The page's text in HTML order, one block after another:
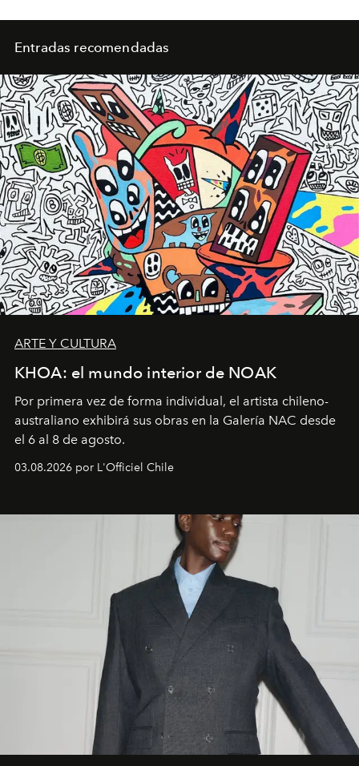
Entradas recomendadas
ARTE Y CULTURA
KHOA: el mundo interior de NOAK
Por primera vez de forma individual, el artista chileno-
australiano exhibirá sus obras en la Galería NAC desde
el 6 al 8 de agosto.
03.08.2026 por L'Officiel Chile